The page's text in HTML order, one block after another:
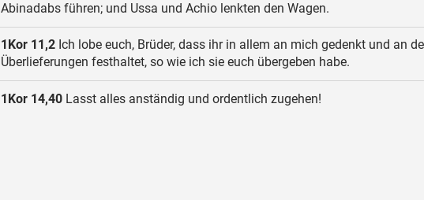
Abinadabs führen; und Ussa und Achio lenkten den Wagen.
1Kor 11,2 Ich lobe euch, Brüder, dass ihr in allem an mich gedenkt und an
Überlieferungen festhaltet, so wie ich sie euch übergeben habe.
1Kor 14,40 Lasst alles anständig und ordentlich zugehen!